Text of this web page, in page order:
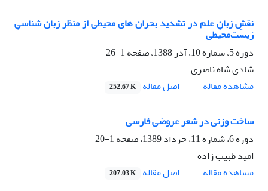
نقشِ زبانِ علم در تشدید بحران های محیطی از منظر زبان شناسیِ
زیست‌محیطی
دوره 5، شماره 10، آذر 1388، صفحه
1-26
شادی شاه ناصری
مشاهده مقاله
اصل مقاله 252.67 K
ساخت وزنی در شعر عروضی فارسی
دوره 6، شماره 11، خرداد 1389، صفحه
1-20
امید طبیب زاده
مشاهده مقاله
اصل مقاله 207.03 K